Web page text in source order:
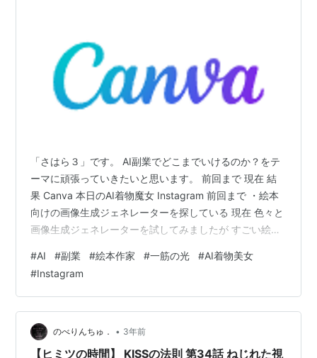
「さはら３」です。 AI副業でどこまでいけるのか？をテ
ーマに頑張っていきたいと思います。 前回まで 現在 結
果 Canva 本日のAI着物魔女 Instagram 前回まで ・絵本
向けの画像生成ジェネレーターを探している 現在 色々と
画像生成ジェネレーターを試してみましたが すごい絵柄
無料で生成できる枚数があまり多くなく、たくさん試す
ことができませんでした。 やはり、沢山の方が紹介して
いるモノがやはり便利という事がわかりました。 結果 と
いう訳で、現在絵本向けの画像は Canva Canva （紹介
リンク：https://www.canva.c…
#AI #副業 #絵本作家 #一筋の光 #AI着物美女
#Instagram
のべりんちゅ． • 3年前
【ヒミツの時間】 KISSの法則 第34話 ねじれた視